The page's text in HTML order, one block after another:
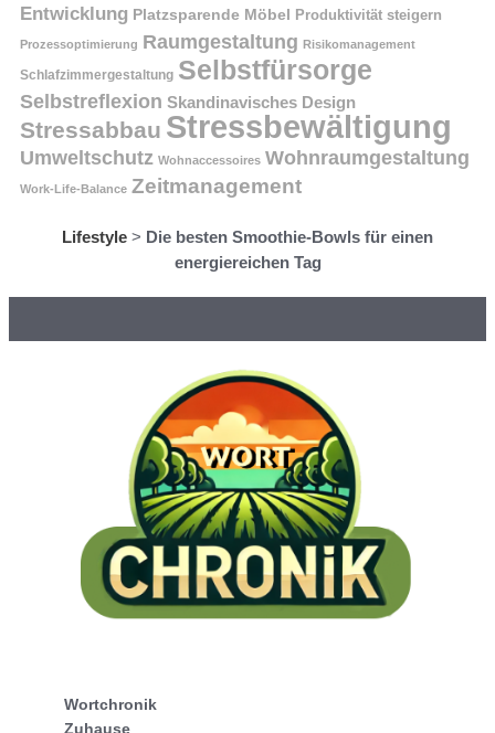
Entwicklung Platzsparende Möbel Produktivität steigern
Prozessoptimierung Raumgestaltung Risikomanagement
Schlafzimmergestaltung Selbstfürsorge
Selbstreflexion Skandinavisches Design
Stressabbau Stressbewältigung
Umweltschutz Wohnaccessoires Wohnraumgestaltung
Work-Life-Balance Zeitmanagement
Lifestyle > Die besten Smoothie-Bowls für einen
energiereichen Tag
Wortchronik
Zuhause